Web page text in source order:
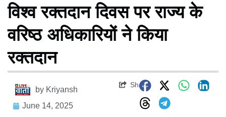
विश्व रक्तदान दिवस पर राज्य के
वरिष्ठ अधिकारियों ने किया
रक्तदान
by Kriyansh
June 14, 2025
Share